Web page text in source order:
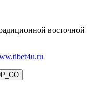
восточной